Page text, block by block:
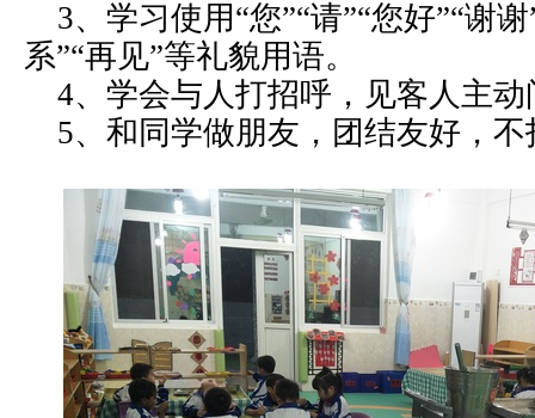
3、学习使用“您”“请”“您好”“谢
系”“再见”等礼貌用语。
4、学会与人打招呼，见客人主
5、和同学做朋友，团结友好，